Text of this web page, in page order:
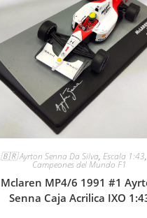
🇧🇷 Ayrton Senna Da Silva, Escala 1:43,
Campeones del Mundo F1
Mclaren MP4/6 1991 #1
Senna Caja Acrilica IXO